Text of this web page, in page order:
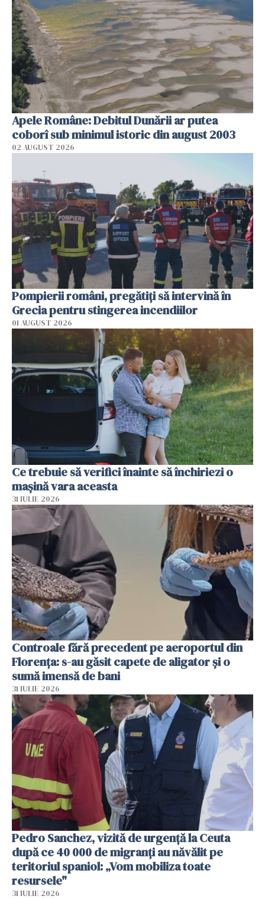
Apele Române: Debitul Dunării ar putea
coborî sub minimul istoric din august 2003
02 AUGUST 2026
Pompierii români, pregătiţi să intervină în
Grecia pentru stingerea incendiilor
01 AUGUST 2026
Ce trebuie să verifici înainte să închiriezi o
mașină vara aceasta
31 IULIE 2026
Controale fără precedent pe aeroportul din
Florența: s-au găsit capete de aligator și o
sumă imensă de bani
31 IULIE 2026
Pedro Sanchez, vizită de urgență la Ceuta
după ce 40 000 de migranți au năvălit pe
teritoriul spaniol: „Vom mobiliza toate
resursele"
31 IULIE 2026